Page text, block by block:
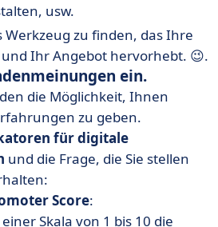
usw.
Werkzeug zu finden, das Ihre
Ihr Angebot hervorhebt. 😉.
ein.
die Möglichkeit, Ihnen
zu geben.
für digitale
und die Frage, die Sie stellen
Score:
Skala von 1 bis 10 die